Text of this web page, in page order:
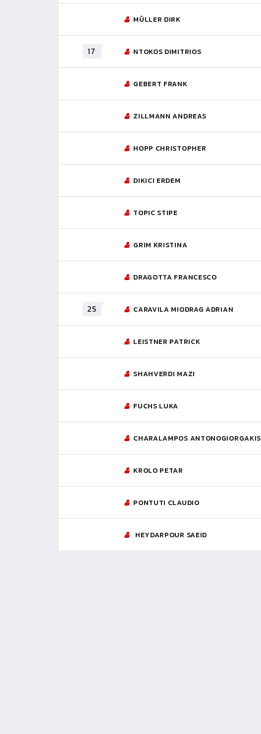
MÜLLER DIRK
17 NTOKOS DIMITRIOS
GEBERT FRANK
ZILLMANN ANDREAS
HOPP CHRISTOPHER
DIKICI ERDEM
TOPIC STIPE
GRIM KRISTINA
DRAGOTTA FRANCESCO
25 CARAVILA MIODRAG ADRIAN
LEISTNER PATRICK
SHAHVERDI MAZI
FUCHS LUKA
CHARALAMPOS ANTONOGIORGAKIS
KROLO PETAR
PONTUTI CLAUDIO
HEYDARPOUR SAEID